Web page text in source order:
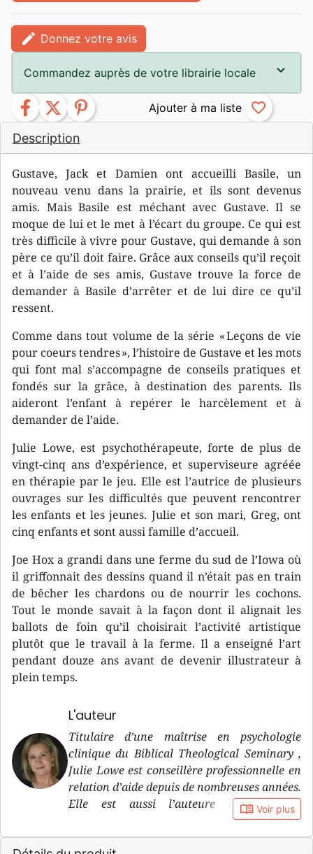
Description
Gustave, Jack et Damien ont accueilli Basile, un
nouveau venu dans la prairie, et ils sont devenus
amis. Mais Basile est méchant avec Gustave. Il se
moque de lui et le met à l’écart du groupe. Ce qui est
très difficile à vivre pour Gustave, qui demande à son
père ce qu’il doit faire. Grâce aux conseils qu’il reçoit
et à l’aide de ses amis, Gustave trouve la force de
demander à Basile d’arrêter et de lui dire ce qu’il
ressent.
Comme dans tout volume de la série « Leçons de vie
pour coeurs tendres », l’histoire de Gustave et les mots
qui font mal s’accompagne de conseils pratiques et
fondés sur la grâce, à destination des parents. Ils
aideront l’enfant à repérer le harcèlement et à
demander de l’aide.
Julie Lowe, est psychothérapeute, forte de plus de
vingt-cinq ans d’expérience, et superviseure agréée
en thérapie par le jeu. Elle est l’autrice de plusieurs
ouvrages sur les difficultés que peuvent rencontrer
les enfants et les jeunes. Julie et son mari, Greg, ont
cinq enfants et sont aussi famille d’accueil.
Joe Hox a grandi dans une ferme du sud de l’Iowa où
il griffonnait des dessins quand il n’était pas en train
de bêcher les chardons ou de nourrir les cochons.
Tout le monde savait à la façon dont il alignait les
ballots de foin qu’il choisirait l’activité artistique
plutôt que le travail à la ferme. Il a enseigné l’art
pendant douze ans avant de devenir illustrateur à
plein temps.
L'auteur
Titulaire d’une maîtrise en psychologie
clinique du Biblical Theological Seminary ,
Julie Lowe est conseillère professionnelle en
relation d’aide depuis de nombreuses années.
Elle est aussi l’auteure de plusieurs
ouvrages, dont celui-ci est le premier traduit
en français. Mariée à Greg et mère de cinq
book_open Voir plus
edit Donnez votre avis
Commandez auprès de votre librairie locale
facebook twitter pinterest favorite_border